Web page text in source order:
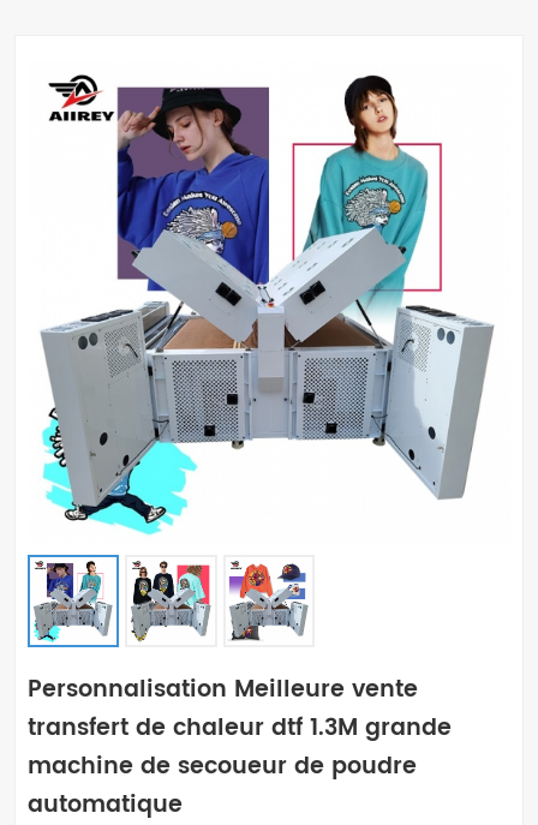
Personnalisation Meilleure vente
transfert de chaleur dtf 1.3M grande
machine de secoueur de poudre
automatique